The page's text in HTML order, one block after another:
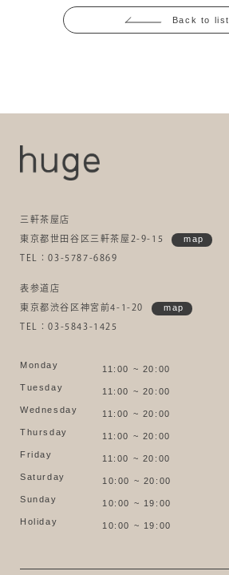
Back to list
三軒茶屋店
東京都世田谷区三軒茶屋2-9-15 map
TEL：03-5787-6869
表参道店
東京都渋谷区神宮前4-1-20 map
TEL：03-5843-1425
Monday
11:00 ~ 20:00
Tuesday
11:00 ~ 20:00
Wednesday
11:00 ~ 20:00
Thursday
11:00 ~ 20:00
Friday
11:00 ~ 20:00
Saturday
10:00 ~ 20:00
Sunday
10:00 ~ 19:00
Holiday
10:00 ~ 19:00